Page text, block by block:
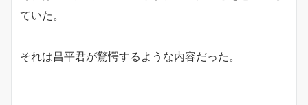
ていた。
それは昌平君が驚愕するような内容だった。